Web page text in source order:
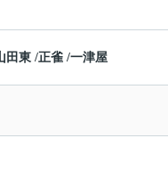
田東 /正雀 /一津屋